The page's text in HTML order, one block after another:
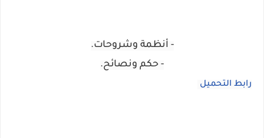
- أنظمة وشروحات.
- حكم ونصائح.
رابط التحميل